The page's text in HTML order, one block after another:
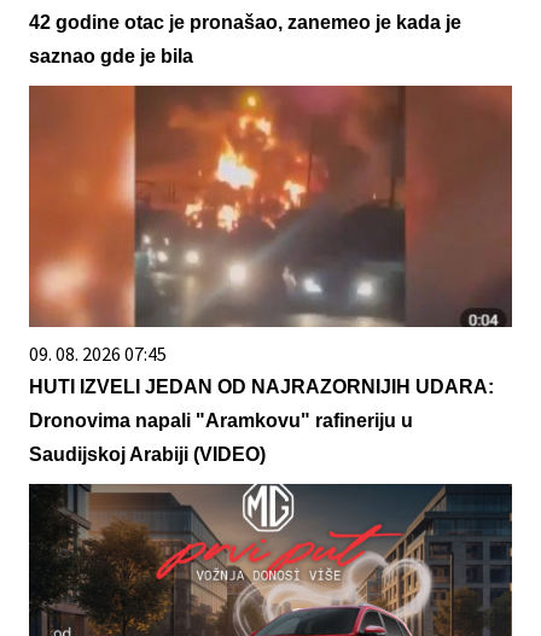
42 godine otac je pronašao, zanemeo je kada je
saznao gde je bila
09. 08. 2026 07:45
HUTI IZVELI JEDAN OD NAJRAZORNIJIH UDARA:
Dronovima napali "Aramkovu" rafineriju u
Saudijskoj Arabiji (VIDEO)